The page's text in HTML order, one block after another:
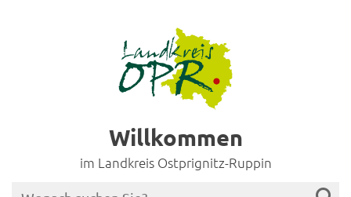
Willkommen
im Landkreis Ostprignitz-Ruppin